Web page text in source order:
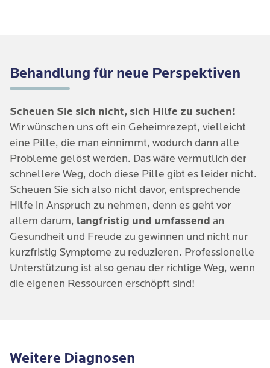
Behandlung für neue Perspektiven
Scheuen Sie sich nicht, sich Hilfe zu suchen!
Wir wünschen uns oft ein Geheimrezept, vielleicht
eine Pille, die man einnimmt, wodurch dann alle
Probleme gelöst werden. Das wäre vermutlich der
schnellere Weg, doch diese Pille gibt es leider nicht.
Scheuen Sie sich also nicht davor, entsprechende
Hilfe in Anspruch zu nehmen, denn es geht vor
allem darum, langfristig und umfassend an
Gesundheit und Freude zu gewinnen und nicht nur
kurzfristig Symptome zu reduzieren. Professionelle
Unterstützung ist also genau der richtige Weg, wenn
die eigenen Ressourcen erschöpft sind!
Weitere Diagnosen